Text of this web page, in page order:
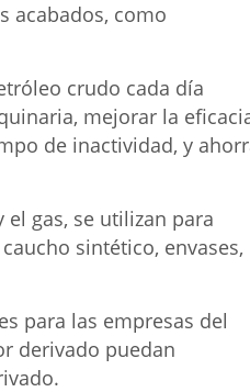
acabados, como
crudo cada día
mejorar la
de inactividad, y
gas, se utilizan para
sintético, envases,
para las empresas del
derivado puedan